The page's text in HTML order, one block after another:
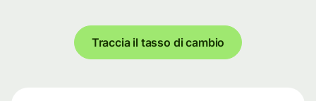
Traccia il tasso di cambio